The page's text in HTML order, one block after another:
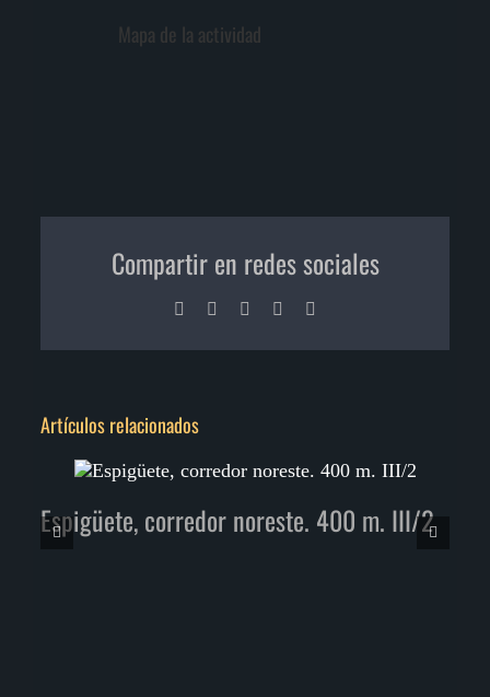
Mapa de la actividad
Compartir en redes sociales
Facebook LinkedInPinterest
Artículos relacionados
Espigüete, corredor noreste. 400 m. III/2